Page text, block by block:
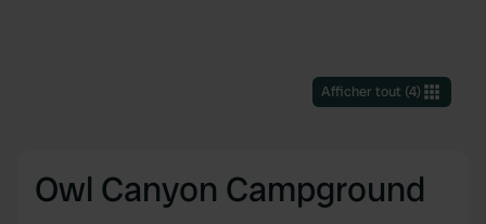
Afficher tout(4)
Owl Canyon Campground